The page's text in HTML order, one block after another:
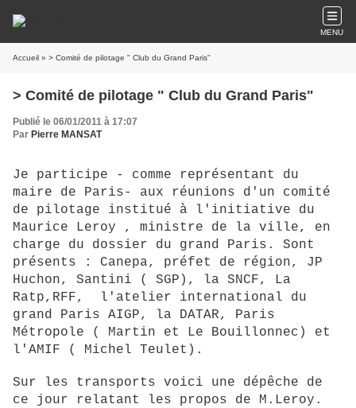
MENU
Accueil » > Comité de pilotage " Club du Grand Paris"
> Comité de pilotage " Club du Grand Paris"
Publié le 06/01/2011 à 17:07
Par Pierre MANSAT
Je participe - comme représentant du
maire de Paris- aux réunions d'un comité
de pilotage institué à l'initiative du
Maurice Leroy , ministre de la ville, en
charge du dossier du grand Paris. Sont
présents : Canepa, préfet de région, JP
Huchon, Santini ( SGP), la SNCF, La
Ratp,RFF, l'atelier international du
grand Paris AIGP, la DATAR, Paris
Métropole ( Martin et Le Bouillonnec) et
l'AMIF ( Michel Teulet).
Sur les transports voici une dépêche de
ce jour relatant les propos de M.Leroy.